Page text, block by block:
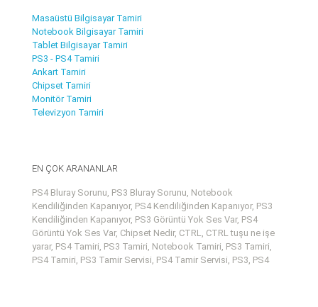
Masaüstü Bilgisayar Tamiri
Notebook Bilgisayar Tamiri
Tablet Bilgisayar Tamiri
PS3 - PS4 Tamiri
Ankart Tamiri
Chipset Tamiri
Monitör Tamiri
Televizyon Tamiri
EN ÇOK ARANANLAR
PS4 Bluray Sorunu, PS3 Bluray Sorunu, Notebook
Kendiliğinden Kapanıyor, PS4 Kendiliğinden Kapanıyor, PS3
Kendiliğinden Kapanıyor, PS3 Görüntü Yok Ses Var, PS4
Görüntü Yok Ses Var, Chipset Nedir, CTRL, CTRL tuşu ne işe
yarar, PS4 Tamiri, PS3 Tamiri, Notebook Tamiri, PS3 Tamiri,
PS4 Tamiri, PS3 Tamir Servisi, PS4 Tamir Servisi, PS3, PS4